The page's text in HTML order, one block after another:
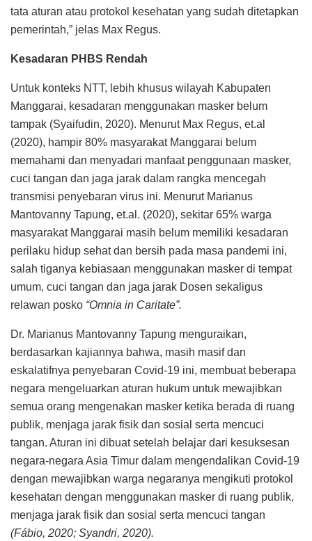
tata aturan atau protokol kesehatan yang sudah ditetapkan
pemerintah,” jelas Max Regus.
Kesadaran PHBS Rendah
Untuk konteks NTT, lebih khusus wilayah Kabupaten
Manggarai, kesadaran menggunakan masker belum
tampak (Syaifudin, 2020). Menurut Max Regus, et.al
(2020), hampir 80% masyarakat Manggarai belum
memahami dan menyadari manfaat penggunaan masker,
cuci tangan dan jaga jarak dalam rangka mencegah
transmisi penyebaran virus ini. Menurut Marianus
Mantovanny Tapung, et.al. (2020), sekitar 65% warga
masyarakat Manggarai masih belum memiliki kesadaran
perilaku hidup sehat dan bersih pada masa pandemi ini,
salah tiganya kebiasaan menggunakan masker di tempat
umum, cuci tangan dan jaga jarak Dosen sekaligus
relawan posko “Omnia in Caritate”.
Dr. Marianus Mantovanny Tapung menguraikan,
berdasarkan kajiannya bahwa, masih masif dan
eskalatifnya penyebaran Covid-19 ini, membuat beberapa
negara mengeluarkan aturan hukum untuk mewajibkan
semua orang mengenakan masker ketika berada di ruang
publik, menjaga jarak fisik dan sosial serta mencuci
tangan. Aturan ini dibuat setelah belajar dari kesuksesan
negara-negara Asia Timur dalam mengendalikan Covid-19
dengan mewajibkan warga negaranya mengikuti protokol
kesehatan dengan menggunakan masker di ruang publik,
menjaga jarak fisik dan sosial serta mencuci tangan
(Fábio, 2020; Syandri, 2020).